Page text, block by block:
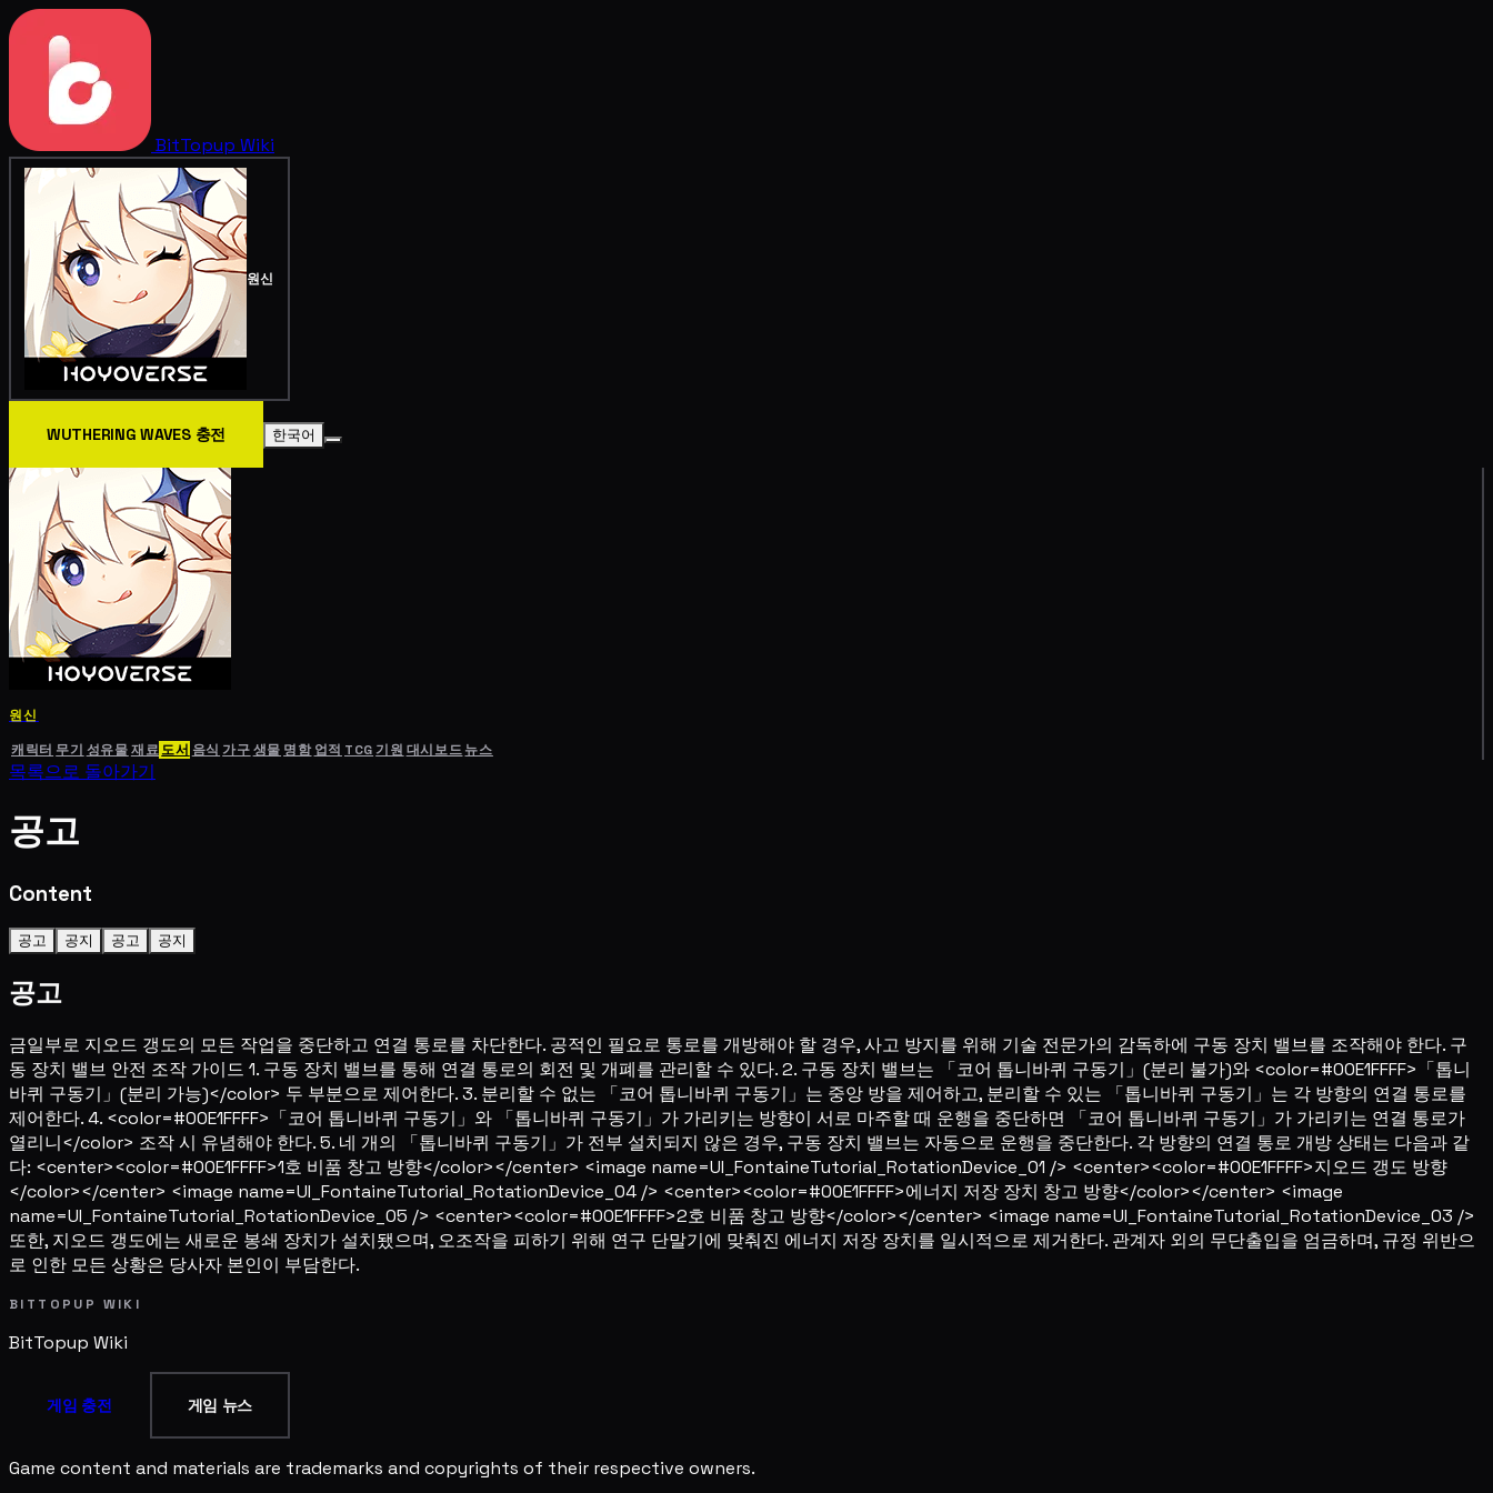
BitTopup Wiki
원신
WUTHERING WAVES 충전 한국어
원신
캐릭터 무기 성유물재료도서 음식 가구생물 명함 업적 TCG기원 대시보드뉴스
목록으로 돌아가기
공고
Content
공고 공지 공고 공지
공고
금일부로 지오드 갱도의 모든 작업을 중단하고 연결 통로를 차단한다. 공적인 필요로 통로를 개방해야 할 경우, 사고 방지를 위해 기술 전문가의 감독하에 구동 장치 밸브를 조작해야 한다. 구
동 장치 밸브 안전 조작 가이드 1. 구동 장치 밸브를 통해 연결 통로의 회전 및 개폐를 관리할 수 있다. 2. 구동 장치 밸브는 「코어 톱니바퀴 구동기」(분리 불가)와 <color=#00E1FFFF>「톱니
바퀴 구동기」(분리 가능)</color> 두 부분으로 제어한다. 3. 분리할 수 없는 「코어 톱니바퀴 구동기」는 중앙 방을 제어하고, 분리할 수 있는 「톱니바퀴 구동기」는 각 방향의 연결 통로를
제어한다. 4. <color=#00E1FFFF>「코어 톱니바퀴 구동기」와 「톱니바퀴 구동기」가 가리키는 방향이 서로 마주할 때 운행을 중단하면 「코어 톱니바퀴 구동기」가 가리키는 연결 통로가
열리니</color> 조작 시 유념해야 한다. 5. 네 개의 「톱니바퀴 구동기」가 전부 설치되지 않은 경우, 구동 장치 밸브는 자동으로 운행을 중단한다. 각 방향의 연결 통로 개방 상태는 다음과 같
다: <center><color=#00E1FFFF>1호 비품 창고 방향</color></center> <image name=UI_FontaineTutorial_RotationDevice_01 /> <center><color=#00E1FFFF>지오드 갱도 방향
</color></center> <image name=UI_FontaineTutorial_RotationDevice_04 /> <center><color=#00E1FFFF>에너지 저장 장치 창고 방향</color></center> <image
name=UI_FontaineTutorial_RotationDevice_05 /> <center><color=#00E1FFFF>2호 비품 창고 방향</color></center> <image name=UI_FontaineTutorial_RotationDevice_03 />
또한, 지오드 갱도에는 새로운 봉쇄 장치가 설치됐으며, 오조작을 피하기 위해 연구 단말기에 맞춰진 에너지 저장 장치를 일시적으로 제거한다. 관계자 외의 무단출입을 엄금하며, 규정 위반으
로 인한 모든 상황은 당사자 본인이 부담한다.
BITTOPUP WIKI
BitTopup Wiki
게임 충전 게임 뉴스
Game content and materials are trademarks and copyrights of their respective owners.